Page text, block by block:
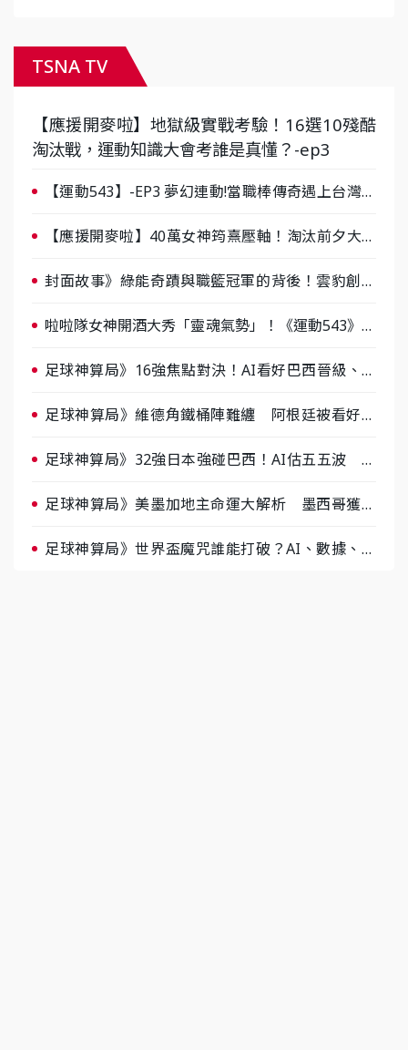
TSNA TV
【應援開麥啦】地獄級實戰考驗！16選10殘酷
淘汰戰，運動知識大會考誰是真懂？-ep3
【運動543】-EP3 夢幻連動!當職棒傳奇遇上台灣女
【應援開麥啦】40萬女神筠熹壓軸！淘汰前夕大混
封面故事》綠能奇蹟與職籃冠軍的背後！雲豹創辦
啦啦隊女神開酒大秀「靈魂氣勢」！《運動543》微
足球神算局》16強焦點對決！AI看好巴西晉級、數
足球神算局》維德角鐵桶陣難纏 阿根廷被看好下
足球神算局》32強日本強碰巴西！AI估五五波 牛
足球神算局》美墨加地主命運大解析 墨西哥獲數
足球神算局》世界盃魔咒誰能打破？AI、數據、塔